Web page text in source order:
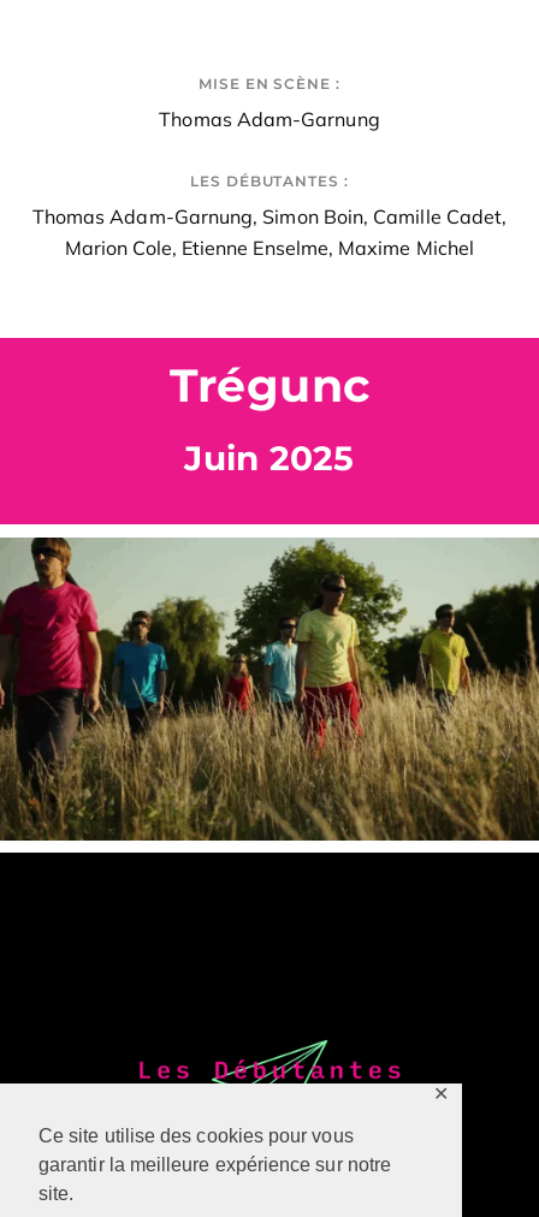
Ce site utilise des cookies pour vous
garantir la meilleure expérience sur notre
site.
✕
MISE EN SCÈNE :
Thomas Adam-Garnung
LES DÉBUTANTES :
Thomas Adam-Garnung, Simon Boin, Camille Cadet,
Marion Cole, Etienne Enselme, Maxime Michel
Trégunc
Juin 2025